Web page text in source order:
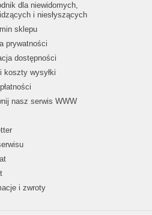
dla niewidomych,
i niesłyszących
sklepu
prywatności
dostępności
koszty wysyłki
nasz serwis WWW
i zwroty